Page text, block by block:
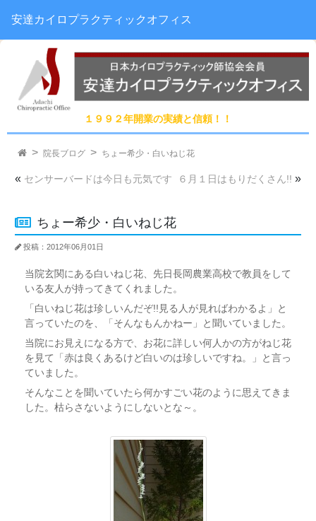
１９９２年開業の実績と信頼！！
安達カイロプラクティックオフィス
院長ブログ ちょー希少・白いねじ花
« センサーバードは今日も元気です ６月１日はもりだくさん!! »
ちょー希少・白いねじ花
投稿：2012年06月01日
当院玄関にある白いねじ花、先日長岡農業高校で教員をして
いる友人が持ってきてくれました。
「白いねじ花は珍しいんだぞ!!見る人が見ればわかるよ」と
言っていたのを、「そんなもんかねー」と聞いていました。
当院にお見えになる方で、お花に詳しい何人かの方がねじ花
を見て「赤は良くあるけど白いのは珍しいですね。」と言っ
ていました。
そんなことを聞いていたら何かすごい花のように思えてきま
した。枯らさないようにしないとな～。